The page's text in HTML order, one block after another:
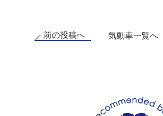
前の投稿へ 気動車一覧へ